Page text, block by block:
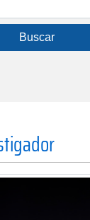
Buscar